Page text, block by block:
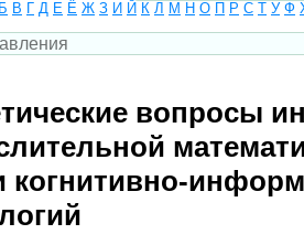
Б В Д Е Ё Ж З И Й К Л М Н О Р С У Ф
вопросы
когнитивно-